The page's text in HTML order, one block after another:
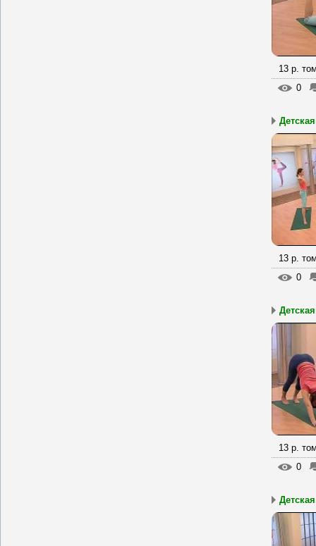
13 р.
0
13 р.
0
13 р.
0